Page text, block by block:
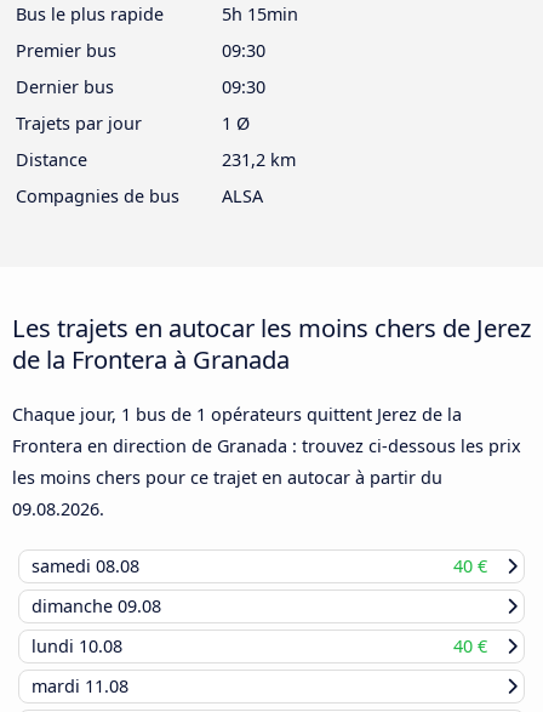
Bus le plus rapide
5h 15min
Premier bus
09:30
Dernier bus
09:30
Trajets par jour
1 Ø
Distance
231,2 km
Compagnies de bus
ALSA
Les trajets en autocar les moins chers de Jerez
de la Frontera à Granada
Chaque jour, 1 bus de 1 opérateurs quittent Jerez de la
Frontera en direction de Granada : trouvez ci-dessous les prix
les moins chers pour ce trajet en autocar à partir du
09.08.2026.
samedi 08.08
40 €
dimanche 09.08
lundi 10.08
40 €
mardi 11.08